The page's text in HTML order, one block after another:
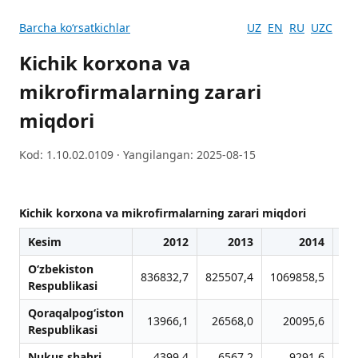
Barcha koʻrsatkichlar UZ EN RU UZC
Kichik korxona va
mikrofirmalarning zarari
miqdori
Kod: 1.10.02.0109 · Yangilangan: 2025-08-15
Kichik korxona va mikrofirmalarning zarari miqdori
Kesim
2012 2013
2014
O‘zbekiston
Respublikasi
836832,7 825507,4 1069858,5
Qoraqalpog‘iston
Respublikasi
13966,1 26568,0 20095,6